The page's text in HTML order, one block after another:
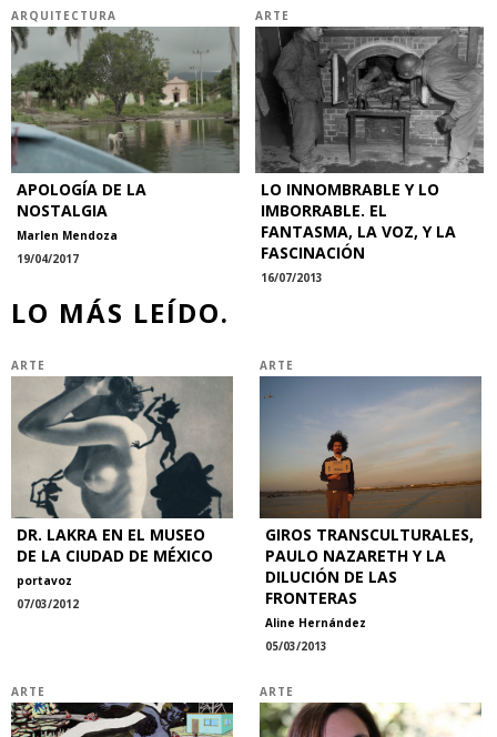
ARQUITECTURA
APOLOGÍA DE LA
NOSTALGIA
Marlen Mendoza
19/04/2017
ARTE
LO INNOMBRABLE Y LO
IMBORRABLE. EL
FANTASMA, LA VOZ, Y LA
FASCINACIÓN
16/07/2013
LO MÁS LEÍDO.
ARTE
DR. LAKRA EN EL MUSEO
DE LA CIUDAD DE MÉXICO
portavoz
07/03/2012
ARTE
GIROS TRANSCULTURALES,
PAULO NAZARETH Y LA
DILUCIÓN DE LAS
FRONTERAS
Aline Hernández
05/03/2013
ARTE ARTE